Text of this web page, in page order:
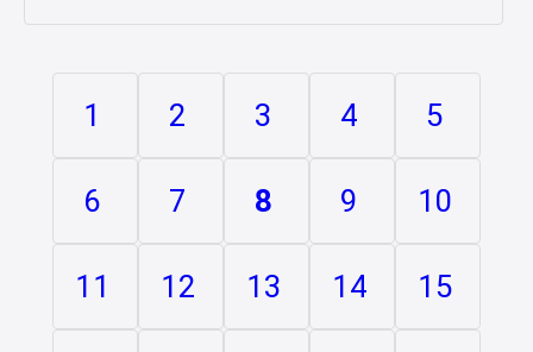
1 2 3 4 5
6 7 8 9 10
11 12 13 14 15